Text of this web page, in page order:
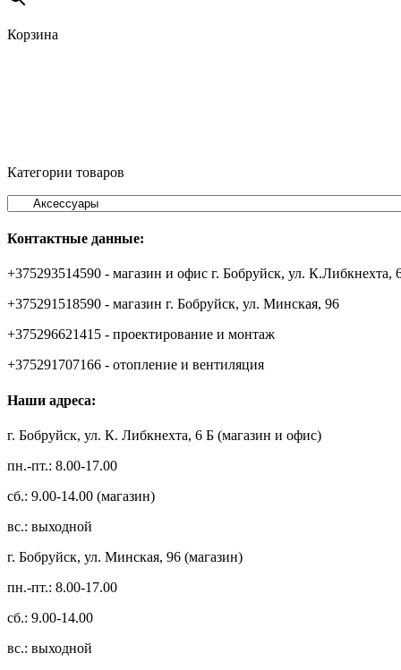
Корзина
Категории товаров
Контактные данные:
+375293514590 - магазин и офис г. Бобруйск, ул. К.Либкнехта,
+375291518590 - магазин г. Бобруйск, ул. Минская, 96
+375296621415 - проектирование и монтаж
+375291707166 - отопление и вентиляция
Наши адреса:
г. Бобруйск, ул. К. Либкнехта, 6 Б (магазин и офис)
пн.-пт.: 8.00-17.00
сб.: 9.00-14.00 (магазин)
вс.: выходной
г. Бобруйск, ул. Минская, 96 (магазин)
пн.-пт.: 8.00-17.00
сб.: 9.00-14.00
вс.: выходной